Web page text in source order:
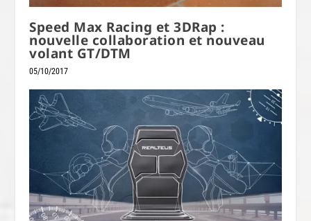
Speed Max Racing et 3DRap :
nouvelle collaboration et nouveau
volant GT/DTM
05/10/2017